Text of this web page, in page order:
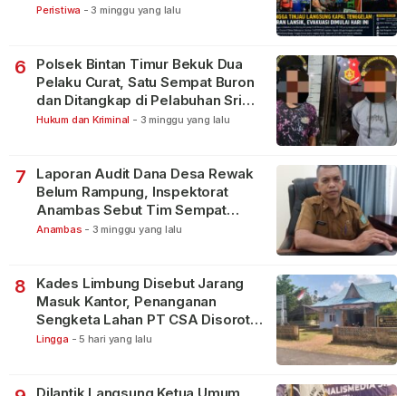
Peristiwa - 3 minggu yang lalu
6
Polsek Bintan Timur Bekuk Dua
Pelaku Curat, Satu Sempat Buron
dan Ditangkap di Pelabuhan Sri
Bintan Pura
Hukum dan Kriminal - 3 minggu yang lalu
7
Laporan Audit Dana Desa Rewak
Belum Rampung, Inspektorat
Anambas Sebut Tim Sempat
Terbagi Tangani Kasus Lain
Anambas - 3 minggu yang lalu
8
Kades Limbung Disebut Jarang
Masuk Kantor, Penanganan
Sengketa Lahan PT CSA Disorot
Warga
Lingga - 5 hari yang lalu